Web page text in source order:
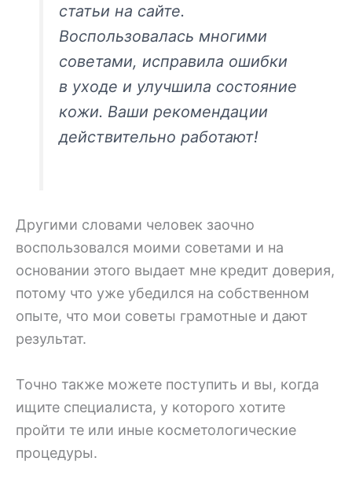
статьи на сайте.
Воспользовалась многими
советами, исправила ошибки
в уходе и улучшила состояние
кожи. Ваши рекомендации
действительно работают!
Другими словами человек заочно
воспользовался моими советами и на
основании этого выдает мне кредит доверия,
потому что уже убедился на собственном
опыте, что мои советы грамотные и дают
результат.
Точно также можете поступить и вы, когда
ищите специалиста, у которого хотите
пройти те или иные косметологические
процедуры.